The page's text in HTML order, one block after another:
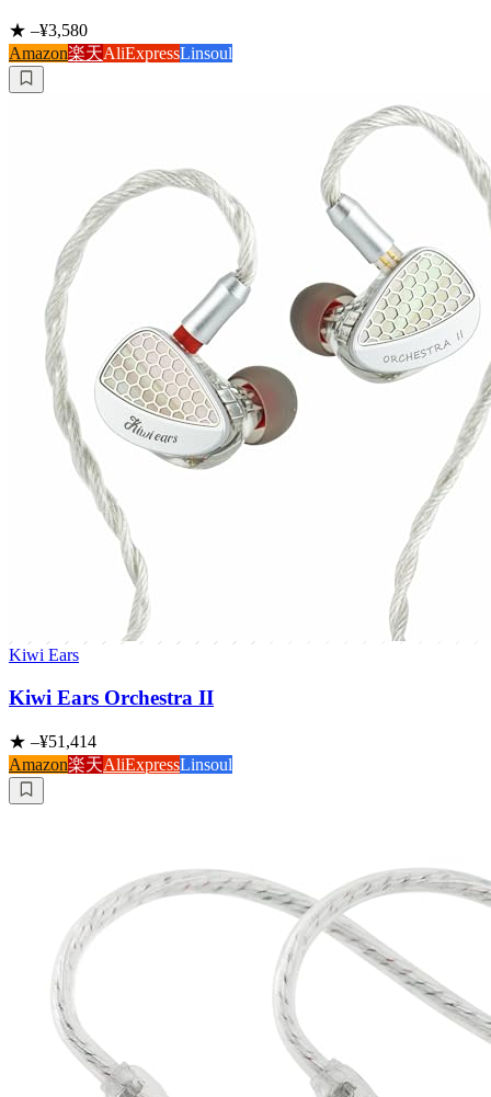
★ –¥3,580
Amazon楽天AliExpressLinsoul
Kiwi Ears
Kiwi Ears Orchestra II
★ –¥51,414
Amazon楽天AliExpressLinsoul